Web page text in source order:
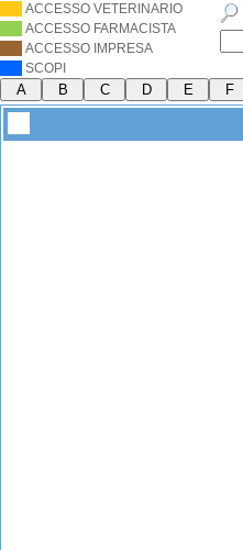
ACCESSO VETERINARIO
ACCESSO FARMACISTA
ACCESSO IMPRESA
SCOPI